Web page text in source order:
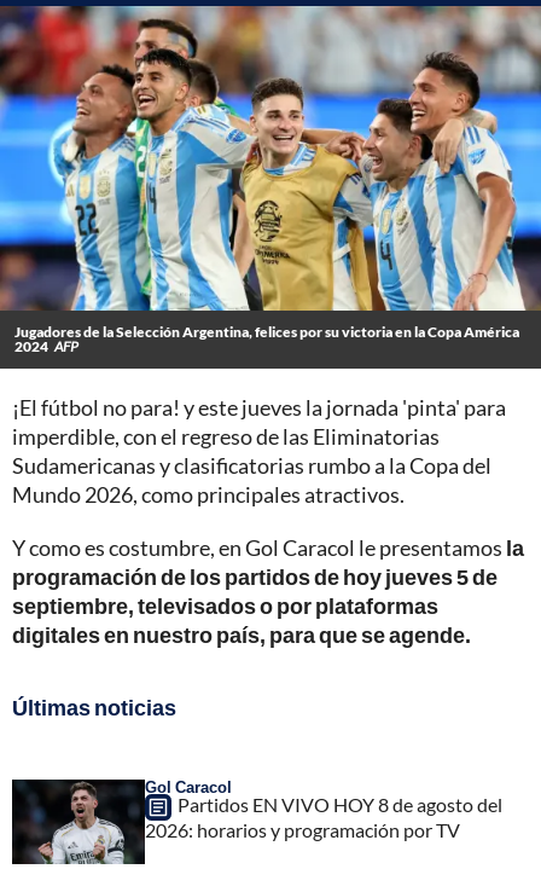
Jugadores de la Selección Argentina, felices por su victoria en la Copa América
2024 AFP
¡El fútbol no para! y este jueves la jornada 'pinta' para
imperdible, con el regreso de las Eliminatorias
Sudamericanas y clasificatorias rumbo a la Copa del
Mundo 2026, como principales atractivos.
Y como es costumbre, en Gol Caracol le presentamos la
programación de los partidos de hoy jueves 5 de
septiembre, televisados o por plataformas
digitales en nuestro país, para que se agende.
Últimas noticias
Gol Caracol
Partidos EN VIVO HOY 8 de agosto del
2026: horarios y programación por TV